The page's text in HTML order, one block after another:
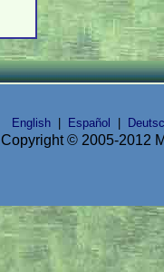
English Español
Copyright © 2005-2012